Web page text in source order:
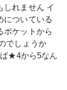
しれません イ
についている
ポケットから
でしょうか
★4から5なん